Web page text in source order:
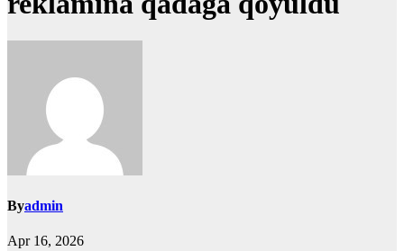
Byadmin
Apr 16, 2026